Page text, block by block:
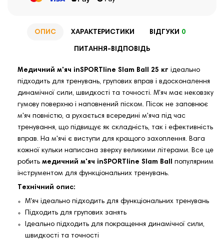
ОПИС ХАРАКТЕРИСТИКИ ВІДГУКИ 0
ПИТАННЯ-ВІДПОВІДЬ
Медичний м'яч inSPORTline Slam Ball 25 кг ідеально
підходить для тренувань, групових вправ і вдосконалення
динамічної сили, швидкості та точності. М'яч має нековзку
гумову поверхню і наповнений піском. Пісок не заповнює
м'яч повністю, а рухається всередині м'яча під час
тренування, що підвищує як складність, так і ефективність
вправ. На м'ячі є виступи для кращого захоплення. Вага
кожної кульки написана зверху великими літерами. Все це
робить медичний м'яч inSPORTline Slam Ball популярним
інструментом для функціональних тренувань.
Технічний опис:
М'яч ідеально підходить для функціональних тренувань
Підходить для групових занять
Ідеально підходить для покращення динамічної сили,
швидкості та точності